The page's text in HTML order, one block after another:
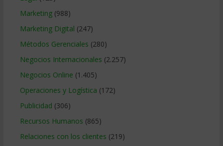
Marketing(988)
Marketing Digital (247)
Métodos Gerenciales (280)
Negocios Internacionales (2.257)
Negocios Online (1.405)
Operaciones y Logística (172)
Publicidad (306)
Recursos Humanos (865)
Relaciones con los clientes (219)